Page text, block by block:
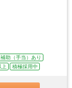
助（手当）あり
上 積極採用中